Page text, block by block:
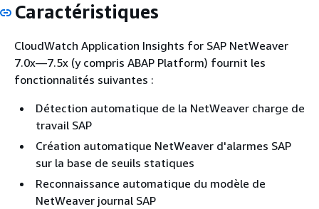
Caractéristiques
CloudWatch Application Insights for SAP NetWeaver
7.0x—7.5x (y compris ABAP Platform) fournit les
fonctionnalités suivantes :
Détection automatique de la NetWeaver charge de
travail SAP
Création automatique NetWeaver d'alarmes SAP
sur la base de seuils statiques
Reconnaissance automatique du modèle de
NetWeaver journal SAP